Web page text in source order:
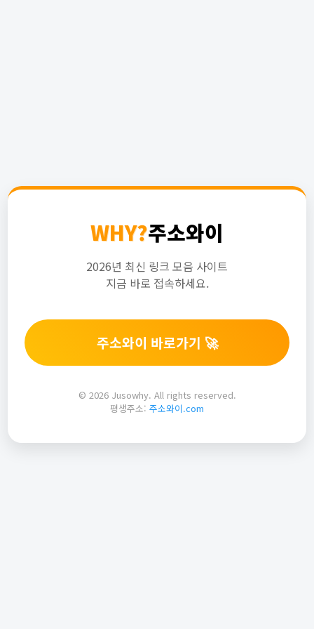
WHY?주소와이
2026년 최신 링크 모음 사이트
지금 바로 접속하세요.
주소와이 바로가기 🚀
© 2026 Jusowhy. All rights reserved.
평생주소: 주소와이.com